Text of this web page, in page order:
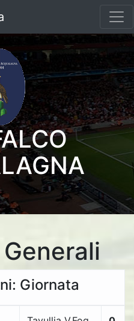
Giornata